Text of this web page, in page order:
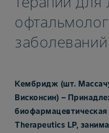
заболеваний
Кембридж (шт.
Висконсин) –
Therapeutics LP,